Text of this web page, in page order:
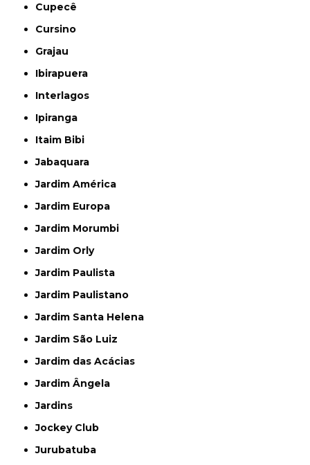
Cupecê
Cursino
Grajau
Ibirapuera
Interlagos
Ipiranga
Itaim Bibi
Jabaquara
Jardim América
Jardim Europa
Jardim Morumbi
Jardim Orly
Jardim Paulista
Jardim Paulistano
Jardim Santa Helena
Jardim São Luiz
Jardim das Acácias
Jardim Ângela
Jardins
Jockey Club
Jurubatuba